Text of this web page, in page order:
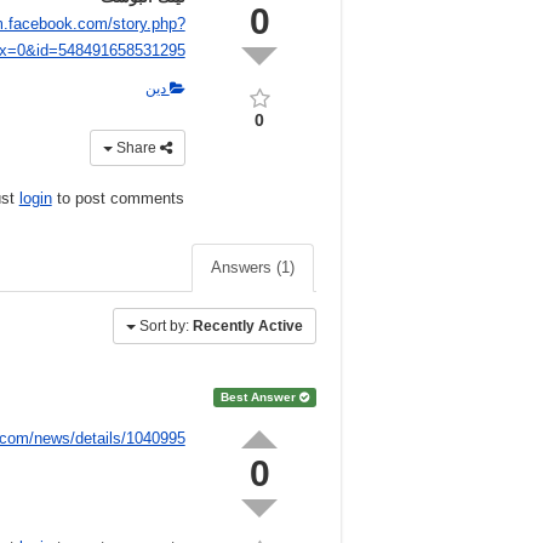
0
0
story.php?
دين
loginto post comments
Answers (1)
Sort by: Recently Active
Best Answer
0
news/details/1040995